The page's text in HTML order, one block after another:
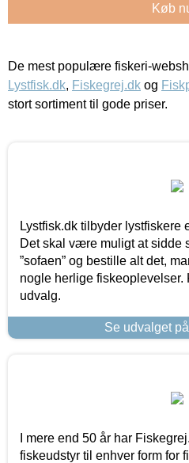
Køb
De mest populære fiskeri-
Lystfisk.dk, Fiskegrej.dk og
stort sortiment til gode priser.
Lystfisk.dk tilbyder lystfiskere
Det skal være muligt at sidde
”sofaen” og bestille alt det,
nogle herlige fiskeoplevelser.
udvalg.
Se udvalget
I mere end 50 år har
fiskeudstyr til enhver form for